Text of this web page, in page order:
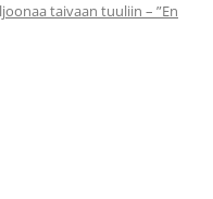
taivaan tuuliin – ”En